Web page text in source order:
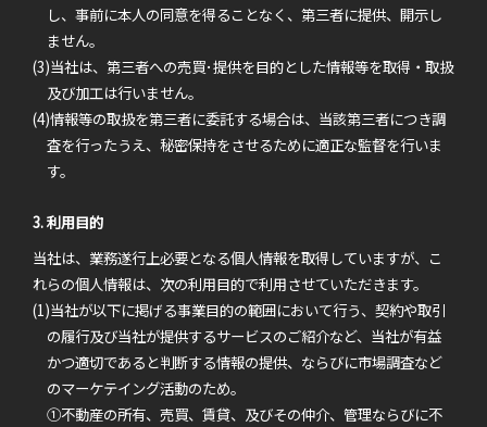
し、事前に本人の同意を得ることなく、第三者に提供、開示し
ません。
(3)当社は、第三者への売買･提供を目的とした情報等を取得・取扱
及び加工は行いません。
(4)情報等の取扱を第三者に委託する場合は、当該第三者につき調
査を行ったうえ、秘密保持をさせるために適正な監督を行いま
す。
3. 利用目的
当社は、業務遂行上必要となる個人情報を取得していますが、こ
れらの個人情報は、次の利用目的で利用させていただきます。
(1)当社が以下に掲げる事業目的の範囲において行う、契約や取引
の履行及び当社が提供するサービスのご紹介など、当社が有益
かつ適切であると判断する情報の提供、ならびに市場調査など
のマーケテイング活動のため。
①不動産の所有、売買、賃貸、及びその仲介、管理ならびに不